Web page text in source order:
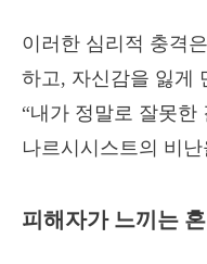
이러한 심리적 충격
하고, 자신감을 잃게
“내가 정말로 잘못한
나르시시스트의 비
피해자가 느끼는